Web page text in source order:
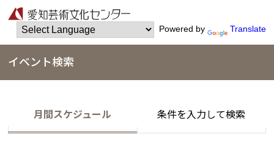
Powered by Translate
イベント検索
月間スケジュール 条件を入力して検索